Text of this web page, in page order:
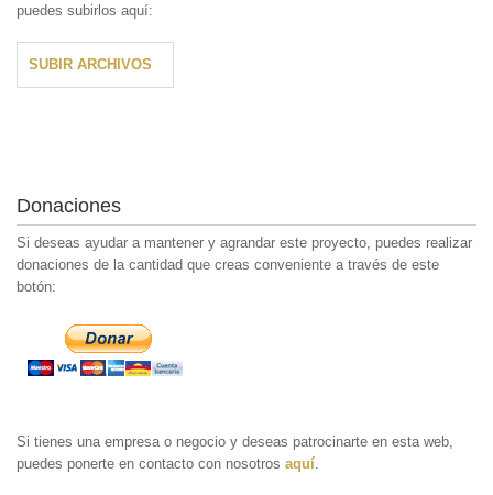
puedes subirlos aquí:
SUBIR ARCHIVOS
Donaciones
Si deseas ayudar a mantener y agrandar este proyecto, puedes realizar
donaciones de la cantidad que creas conveniente a través de este
botón:
Si tienes una empresa o negocio y deseas patrocinarte en esta web,
puedes ponerte en contacto con nosotros aquí